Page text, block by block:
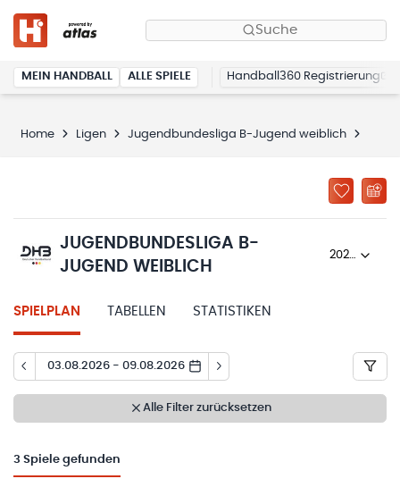
Suche
MEIN HANDBALL ALLE SPIELE Handball360 Registrierung
Home Ligen Jugendbundesliga B-Jugend weiblich
JUGENDBUNDESLIGA B-
JUGEND WEIBLICH
2025/26
SPIELPLAN TABELLEN STATISTIKEN
03.08.2026 - 09.08.2026
Alle Filter zurücksetzen
3 Spiele gefunden